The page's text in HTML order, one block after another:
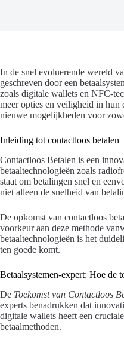
In de snel evoluerende wereld
geschreven door een
zoals digitale wallets en NFC-
meer opties en veiligheid in hun
nieuwe mogelijkheden voor
Inleiding tot contactloos betalen
Contactloos Betalen is een
betaaltechnologieën zoals
staat om betalingen snel en
niet alleen de snelheid van
De opkomst van contactloos
voorkeur aan deze methode
betaaltechnologieën is het
ten goede komt.
Betaalsystemen-expert: Hoe de
De Toekomst van Contactloos
experts benadrukken dat
digitale wallets heeft een
betaalmethoden.